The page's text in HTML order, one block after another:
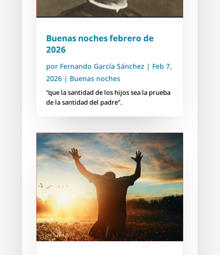
Buenas noches febrero de
2026
por Fernando García Sánchez | Feb 7,
2026| Buenas noches
“que la santidad de los hijos sea la prueba
de la santidad del padre”.